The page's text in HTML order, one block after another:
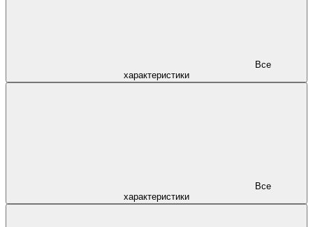
характеристики
характеристики